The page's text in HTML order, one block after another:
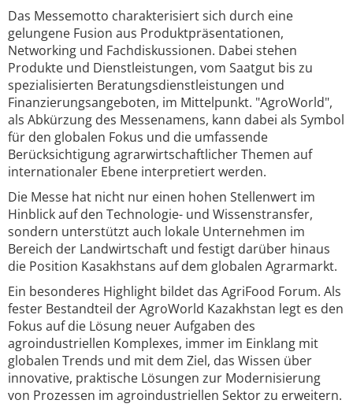
Das Messemotto charakterisiert sich durch eine
gelungene Fusion aus Produktpräsentationen,
Networking und Fachdiskussionen. Dabei stehen
Produkte und Dienstleistungen, vom Saatgut bis zu
spezialisierten Beratungsdienstleistungen und
Finanzierungsangeboten, im Mittelpunkt. "AgroWorld",
als Abkürzung des Messenamens, kann dabei als Symbol
für den globalen Fokus und die umfassende
Berücksichtigung agrarwirtschaftlicher Themen auf
internationaler Ebene interpretiert werden.
Die Messe hat nicht nur einen hohen Stellenwert im
Hinblick auf den Technologie- und Wissenstransfer,
sondern unterstützt auch lokale Unternehmen im
Bereich der Landwirtschaft und festigt darüber hinaus
die Position Kasakhstans auf dem globalen Agrarmarkt.
Ein besonderes Highlight bildet das AgriFood Forum. Als
fester Bestandteil der AgroWorld Kazakhstan legt es den
Fokus auf die Lösung neuer Aufgaben des
agroindustriellen Komplexes, immer im Einklang mit
globalen Trends und mit dem Ziel, das Wissen über
innovative, praktische Lösungen zur Modernisierung
von Prozessen im agroindustriellen Sektor zu erweitern.